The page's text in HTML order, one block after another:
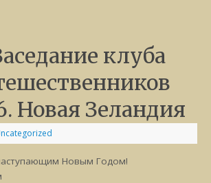
клуба
Новая Зеландия
Новым Годом!